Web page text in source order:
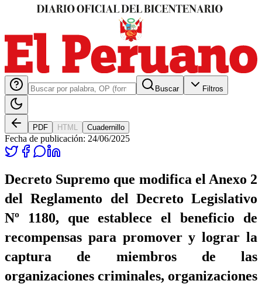
Buscar Filtros
PDF HTML Cuadernillo
Fecha de publicación: 24/06/2025
Decreto Supremo que modifica el Anexo 2
del Reglamento del Decreto Legislativo
Nº 1180, que establece el beneficio de
recompensas para promover y lograr la
captura de miembros de las
organizaciones criminales, organizaciones